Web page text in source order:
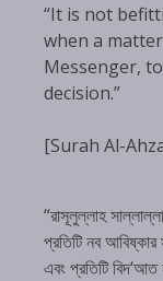
“It is not
when a
Messenger,
decision.”
[Surah Al-
“রাসূলুল্লাহ
প্রতিটি নব
এবং প্রতিটি